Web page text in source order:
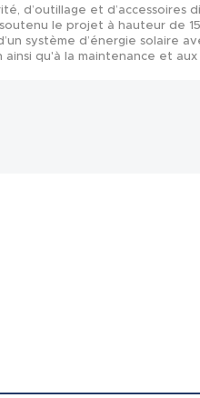
d’outillage et d’accessoires
le projet à hauteur de
système d’énergie solaire
qu'à la maintenance et aux